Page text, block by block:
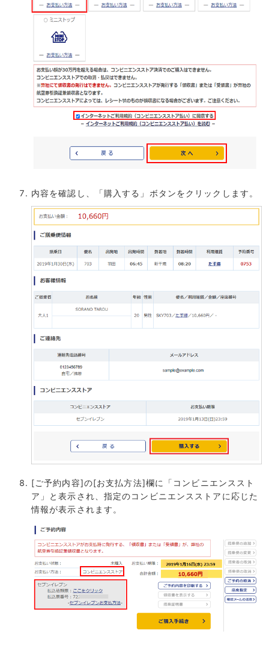
内容を確認し、「購入する」ボタンをクリックします。
[ご予約内容]の[お支払方法]欄に「コンビニエンススト
ア」と表示され、指定のコンビニエンスストアに応じた
情報が表示されます。